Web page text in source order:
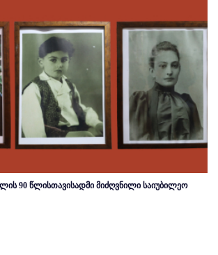
90 წლისთავისადმი მიძღვნილი საიუბილეო